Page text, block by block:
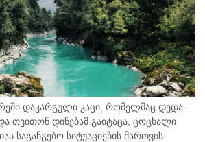
მზია ამაღლობლის
გაამახვილეს ყურადღება. მათი
საქმე პოლიტიკურია და
ბოროტად იყენებს.
მზია ამაღლობელის
შეთანხმებას სთავაზობს.
დაკარგული კაცი, რომელმაც დედა-
თვითონ დინებამ გაიტაცა, ცოცხალი
საგანგებო სიტუაციების მართვის